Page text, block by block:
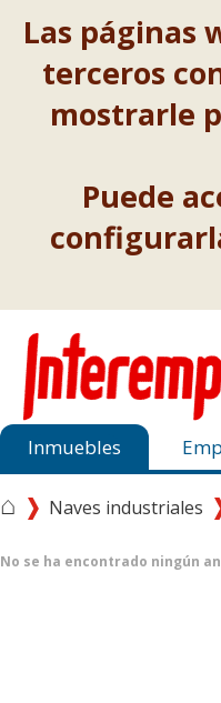
Las páginas
terceros
mostrarle
Puede
Inmuebles
⌂ Naves industriales
No se ha encontrado ningún